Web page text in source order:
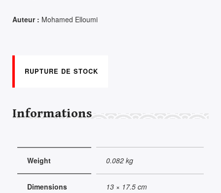
Auteur : Mohamed Elloumi
RUPTURE DE STOCK
Informations
Weight 0.082 kg
Dimensions 13 × 17.5 cm